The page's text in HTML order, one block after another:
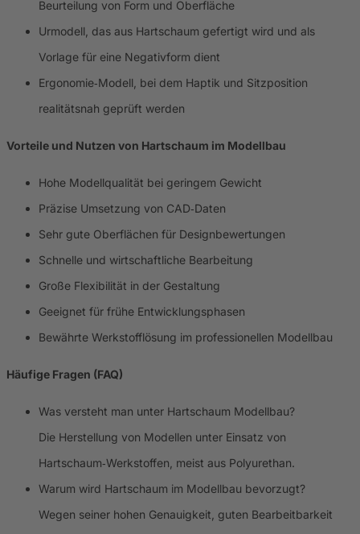
Beurteilung von Form und Oberfläche
Urmodell, das aus Hartschaum gefertigt wird und als
Vorlage für eine Negativform dient
Ergonomie‑Modell, bei dem Haptik und Sitzposition
realitätsnah geprüft werden
Vorteile und Nutzen von Hartschaum im Modellbau
Hohe Modellqualität bei geringem Gewicht
Präzise Umsetzung von CAD‑Daten
Sehr gute Oberflächen für Designbewertungen
Schnelle und wirtschaftliche Bearbeitung
Große Flexibilität in der Gestaltung
Geeignet für frühe Entwicklungsphasen
Bewährte Werkstofflösung im professionellen Modellbau
Häufige Fragen (FAQ)
Was versteht man unter Hartschaum Modellbau?
Die Herstellung von Modellen unter Einsatz von
Hartschaum‑Werkstoffen, meist aus Polyurethan.
Warum wird Hartschaum im Modellbau bevorzugt?
Wegen seiner hohen Genauigkeit, guten Bearbeitbarkeit